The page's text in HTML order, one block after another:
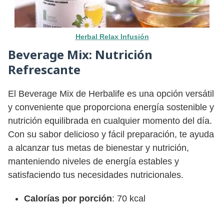
Herbal Relax Infusión
Beverage Mix: Nutrición
Refrescante
El Beverage Mix de Herbalife es una opción versátil
y conveniente que proporciona energía sostenible y
nutrición equilibrada en cualquier momento del día.
Con su sabor delicioso y fácil preparación, te ayuda
a alcanzar tus metas de bienestar y nutrición,
manteniendo niveles de energía estables y
satisfaciendo tus necesidades nutricionales.
Calorías por porción: 70 kcal